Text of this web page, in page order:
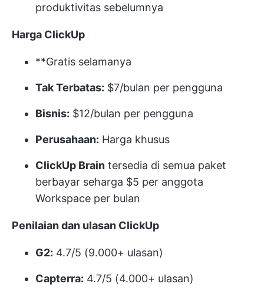
produktivitas sebelumnya
Harga ClickUp
**Gratis selamanya
Tak Terbatas: $7/bulan per pengguna
Bisnis: $12/bulan per pengguna
Perusahaan: Harga khusus
ClickUp Brain tersedia di semua paket
berbayar seharga $5 per anggota
Workspace per bulan
Penilaian dan ulasan ClickUp
G2: 4.7/5 (9.000+ ulasan)
Capterra: 4.7/5 (4.000+ ulasan)